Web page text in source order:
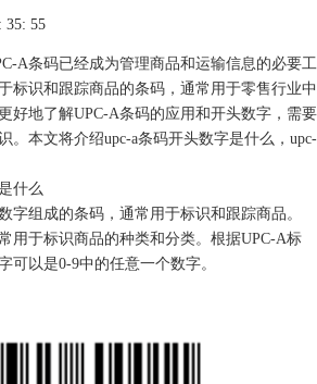
35: 55
A条码已经成为管理商品和运输信息的必要工
标识和跟踪商品的条码，通常用于零售行业中
好地了解UPC-A条码的应用和开头数字，需要
。本文将介绍upc-a条码开头数字是什么，upc-
什么
字组成的条码，通常用于标识和跟踪商品。
用于标识商品的种类和分类。根据UPC-A标
可以是0-9中的任意一个数字。